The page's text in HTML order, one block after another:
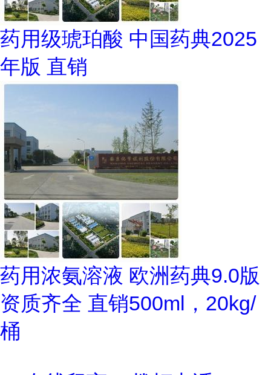
药用级琥珀酸 中国药典2025
年版 直销
药用浓氨溶液 欧洲药典9.0版
资质齐全 直销500ml，20kg/
桶